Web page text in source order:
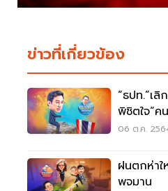
ข่าวที่เกี่ยวข้อง
“ธปท.”เลิกแ
พิชิตใจ“ค
06 ต.ค.
ฝนตกห่าใ
พจมาน